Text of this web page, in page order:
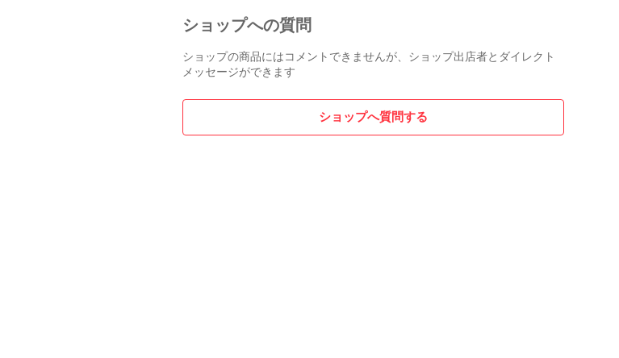
ショップへの質問
ショップの商品にはコメントできませんが、ショップ出店者とダイレクト
メッセージができます
ショップへ質問する